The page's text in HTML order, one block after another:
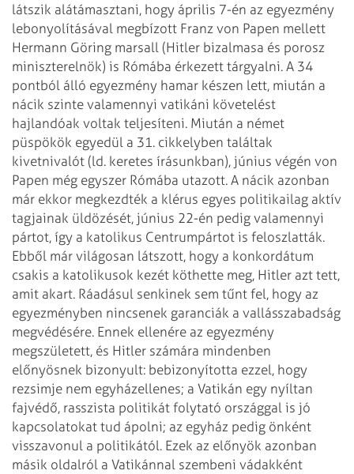
látszik alátámasztani, hogy április 7-én az egyezmény
lebonyolításával megbízott Franz von Papen mellett
Hermann Göring marsall (Hitler bizalmasa és porosz
miniszterelnök) is Rómába érkezett tárgyalni. A 34
pontból álló egyezmény hamar készen lett, miután a
nácik szinte valamennyi vatikáni követelést
hajlandóak voltak teljesíteni. Miután a német
püspökök egyedül a 31. cikkelyben találtak
kivetnivalót (ld. keretes írásunkban), június végén von
Papen még egyszer Rómába utazott. A nácik azonban
már ekkor megkezdték a klérus egyes politikailag aktív
tagjainak üldözését, június 22-én pedig valamennyi
pártot, így a katolikus Centrumpártot is feloszlatták.
Ebből már világosan látszott, hogy a konkordátum
csakis a katolikusok kezét köthette meg, Hitler azt tett,
amit akart. Ráadásul senkinek sem tűnt fel, hogy az
egyezményben nincsenek garanciák a vallásszabadság
megvédésére. Ennek ellenére az egyezmény
megszületett, és Hitler számára mindenben
előnyösnek bizonyult: bebizonyította ezzel, hogy
rezsimje nem egyházellenes; a Vatikán egy nyíltan
fajvédő, rasszista politikát folytató országgal is jó
kapcsolatokat tud ápolni; az egyház pedig önként
visszavonul a politikától. Ezek az előnyök azonban
másik oldalról a Vatikánnal szembeni vádakként